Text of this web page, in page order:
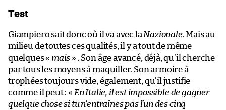
Test
Giampiero sait donc où il va avec la Nazionale. Mais au
milieu de toutes ces qualités, il y a tout de même
quelques « mais » . Son âge avancé, déjà, qu’il cherche
par tous les moyens à maquiller. Son armoire à
trophées toujours vide, également, qu’il justifie
comme il peut : « En Italie, il est impossible de gagner
quelque chose si tu n’entraînes pas l’un des cinq